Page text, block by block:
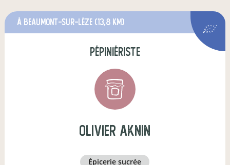
à Beaumont-sur-Lèze (13,8 km)
pépiniériste
olivier aknin
épicerie sucrée